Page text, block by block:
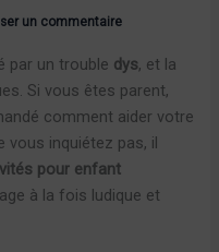
un commentaire
par un trouble dys, et la
Si vous êtes parent,
comment aider votre
inquiétez pas, il
pour enfant
à la fois ludique et